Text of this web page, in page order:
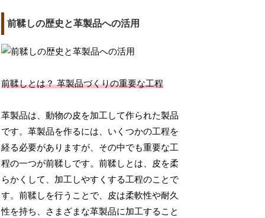
前鞣しの歴史と革製品への活用
前鞣しとは？ 革製品づくりの重要な工程
革製品は、動物の皮を加工して作られた製品
です。革製品を作るには、いくつかの工程を
経る必要がありますが、その中でも重要な工
程の一つが前鞣しです。前鞣しとは、皮を柔
らかくして、加工しやすくする工程のことで
す。前鞣しを行うことで、皮は柔軟性や耐久
性を持ち、さまざまな革製品に加工すること